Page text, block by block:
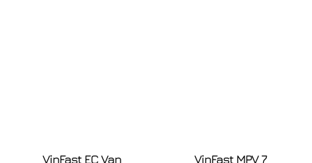
VinFast EC Van VinFast MPV 7